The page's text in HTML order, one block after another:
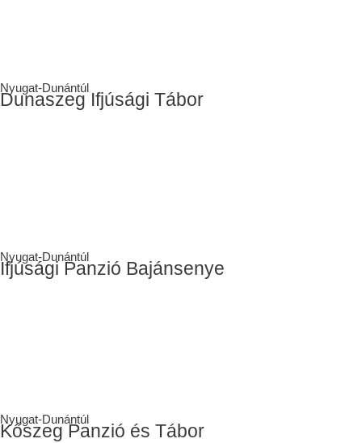
Nyugat-Dunántúl
Dunaszeg Ifjúsági Tábor
Nyugat-Dunántúl
Ifjúsági Panzió Bajánsenye
Nyugat-Dunántúl
Kőszeg Panzió és Tábor